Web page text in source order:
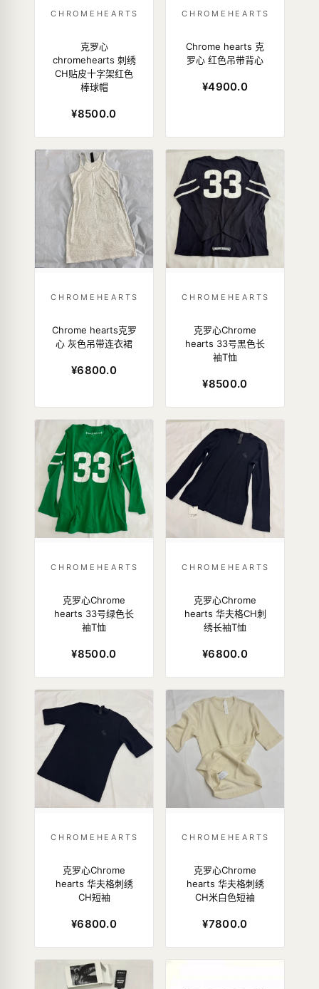
CHROMEHEARTS
克罗心
chromehearts 刺绣
CH贴皮十字架红色
棒球帽
¥8500.0
CHROMEHEARTS
Chrome hearts 克
罗心 红色吊带背心
¥4900.0
CHROMEHEARTS
Chrome hearts克罗
心 灰色吊带连衣裙
¥6800.0
CHROMEHEARTS
克罗心Chrome
hearts 33号黑色长
袖T恤
¥8500.0
CHROMEHEARTS
克罗心Chrome
hearts 33号绿色长
袖T恤
¥8500.0
CHROMEHEARTS
克罗心Chrome
hearts 华夫格CH刺
绣长袖T恤
¥6800.0
CHROMEHEARTS
克罗心Chrome
hearts 华夫格刺绣
CH短袖
¥6800.0
CHROMEHEARTS
克罗心Chrome
hearts 华夫格刺绣
CH米白色短袖
¥7800.0